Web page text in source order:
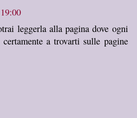
leggerla alla pagina dove ogni
a trovarti sulle pagine